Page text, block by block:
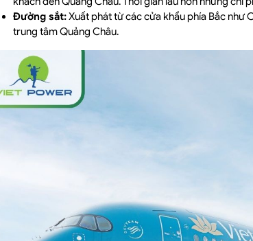
Đường sắt:Xuất phát từ các cửa khẩu phía Bắc như
trung tâm Quảng Châu.